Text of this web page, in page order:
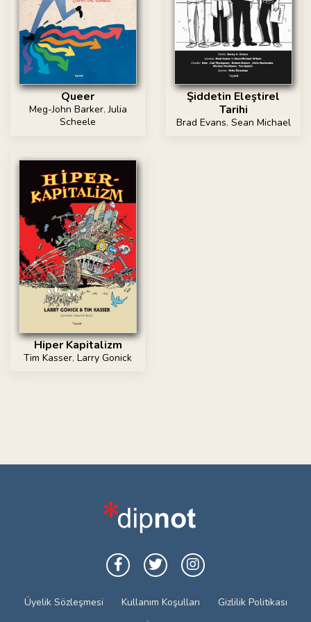
Queer
Meg-John Barker,Julia
Scheele
Şiddetin Eleştirel
Tarihi
Brad Evans, Sean Michael
Hiper Kapitalizm
Tim Kasser, Larry Gonick
Üyelik Sözleşmesi Kullanım Koşulları
Gizlilik Politikası